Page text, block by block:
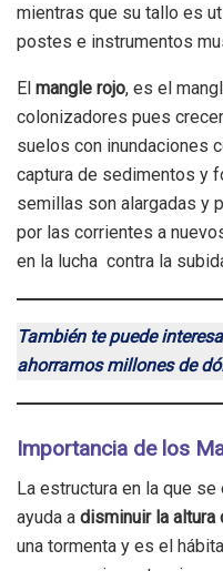
mientras que su tallo es
postes e instrumentos
El mangle rojo, es el
colonizadores pues
suelos con inundaciones
captura de sedimentos y
semillas son alargadas y
por las corrientes a
en la lucha contra la
También te puede
ahorrarnos millones de
Importancia de los
La estructura en la que
ayuda a disminuir la altura
una tormenta y es el